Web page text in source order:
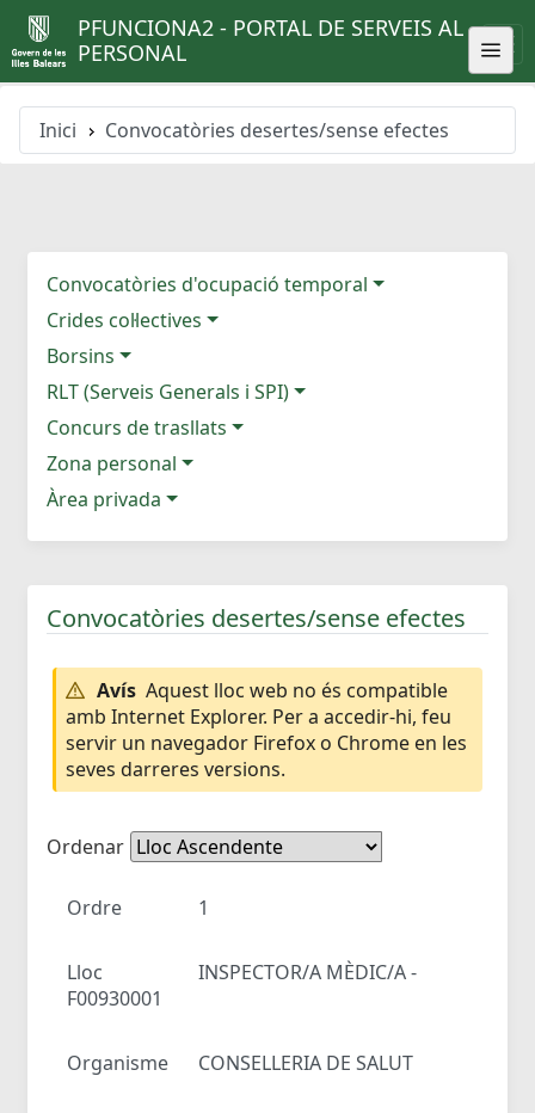
PFUNCIONA2 - PORTAL DE SERVEIS AL
PERSONAL
Inici Convocatòries desertes/sense efectes
Convocatòries d'ocupació temporal
Crides col·lectives
Borsins
RLT (Serveis Generals i SPI)
Concurs de trasllats
Zona personal
Àrea privada
Convocatòries desertes/sense efectes
Avís Aquest lloc web no és compatible
amb Internet Explorer. Per a accedir-hi, feu
servir un navegador Firefox o Chrome en les
seves darreres versions.
Ordenar
Ordre 1
Lloc
INSPECTOR/A MÈDIC/A -
F00930001
Organisme CONSELLERIA DE SALUT